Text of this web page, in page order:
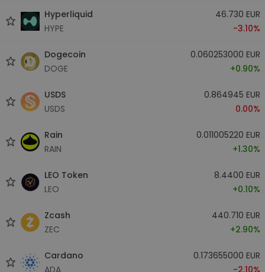
Hyperliquid
HYPE
46.730 EUR
-3.10%
Dogecoin
DOGE
0.060253000 EUR
+0.90%
USDS
USDS
0.864945 EUR
0.00%
Rain
RAIN
0.011005220 EUR
+1.30%
LEO Token
LEO
8.4400 EUR
+0.10%
Zcash
ZEC
440.710 EUR
+2.90%
Cardano
ADA
0.173655000 EUR
-2.10%